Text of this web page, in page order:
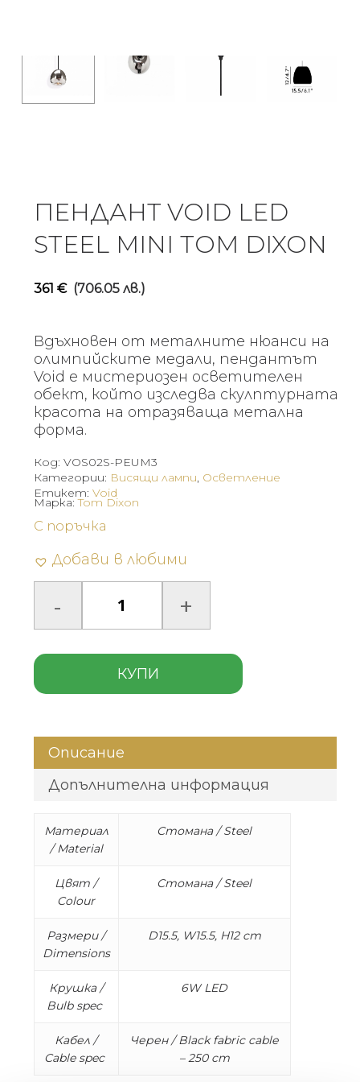
ПЕНДАНТ VOID LED
STEEL MINI TOM DIXON
361 € (706.05 лв.)
Вдъхновен от металните нюанси на
олимпийските медали, пендантът
Void е мистериозен осветителен
обект, който изследва скулптурната
красота на отразяваща метална
форма.
Код: VOS02S-PEUM3
Категории: Висящи лампи, Осветление
Етикет: Void
С поръчка
Добави в любими
КУПИ
Марка:Tom Dixon
Описание
Допълнителна информация
Материал
/ Material
Стомана / Steel
Цвят /
Colour
Стомана / Steel
Размери /
Dimensions
D15.5, W15.5, H12 cm
Крушка /
Bulb spec
6W LED
Кабел /
Cable spec
Черен / Black fabric cable
– 250 cm